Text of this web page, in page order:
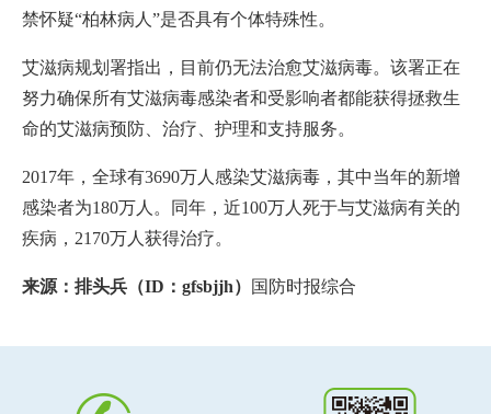
禁怀疑“柏林病人”是否具有个体特殊性。
艾滋病规划署指出，目前仍无法治愈艾滋病毒。该署正在
努力确保所有艾滋病毒感染者和受影响者都能获得拯救生
命的艾滋病预防、治疗、护理和支持服务。
2017年，全球有3690万人感染艾滋病毒，其中当年的新增
感染者为180万人。同年，近100万人死于与艾滋病有关的
疾病，2170万人获得治疗。
来源：排头兵（ID：gfsbjjh） 国防时报综合